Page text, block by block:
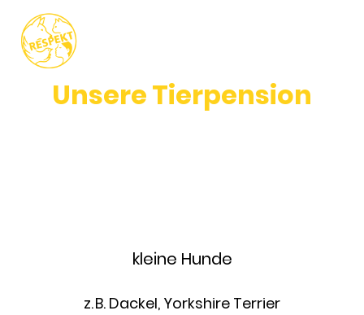
Unsere Tierpension
kleine Hunde
z. B. Dackel, Yorkshire Terrier